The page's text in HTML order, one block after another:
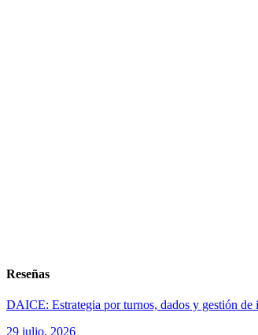
Reseñas
DAICE: Estrategia por turnos, dados y gestión
29 julio, 2026